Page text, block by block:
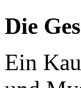
Die
Ein